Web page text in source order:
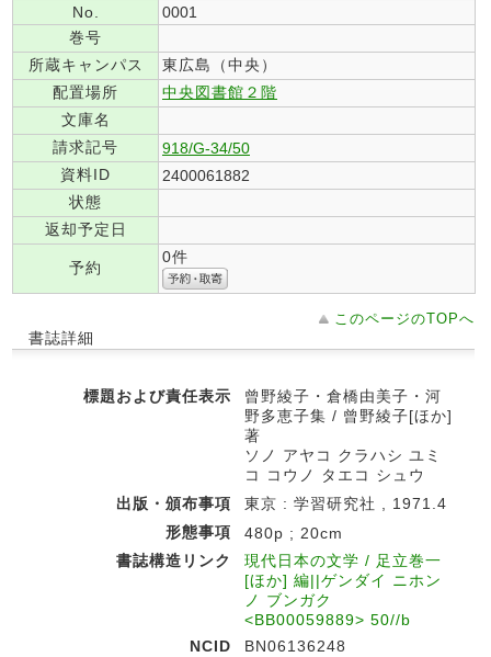
No.
0001
巻号
所蔵キャンパス
東広島（中央）
配置場所
中央図書館２階
文庫名
請求記号
918/G-34/50
資料ID
2400061882
状態
返却予定日
予約
0件
このページのTOPへ
書誌詳細
標題および責任表示
曾野綾子・倉橋由美子・河
野多恵子集 / 曾野綾子[ほか]
著
ソノ アヤコ クラハシ ユミ
コ コウノ タエコ シュウ
出版・頒布事項
東京 : 学習研究社 , 1971.4
形態事項
480p ; 20cm
書誌構造リンク
現代日本の文学 / 足立巻一
[ほか] 編||ゲンダイ ニホン
ノ ブンガク
<BB00059889> 50//b
NCID
BN06136248